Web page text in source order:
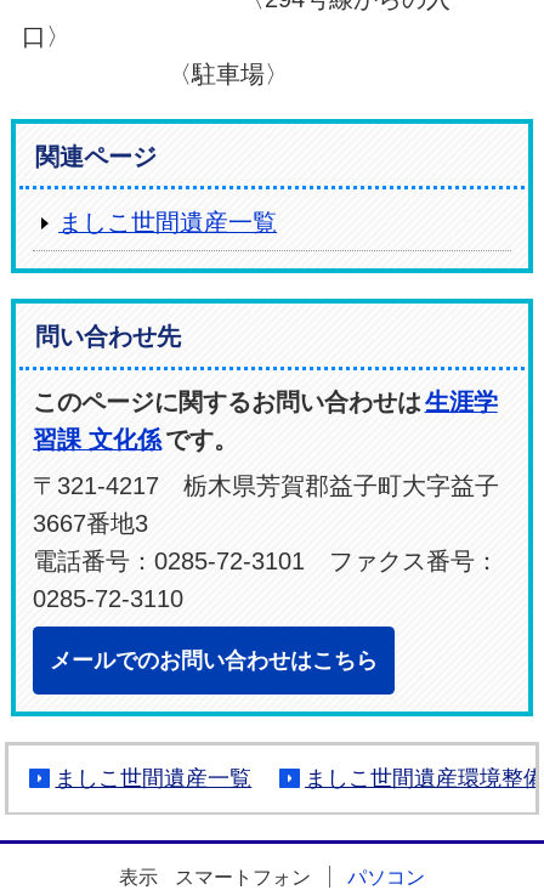
口〉
〈駐車場〉
関連ページ
ましこ世間遺産一覧
問い合わせ先
このページに関するお問い合わせは生涯学
習課 文化係です。
〒321-4217 栃木県芳賀郡益子町大字益子
3667番地3
電話番号：0285-72-3101 ファクス番号：
0285-72-3110
メールでのお問い合わせはこちら
ましこ世間遺産一覧 ましこ世間遺産環境整
表示 スマートフォン パソコン